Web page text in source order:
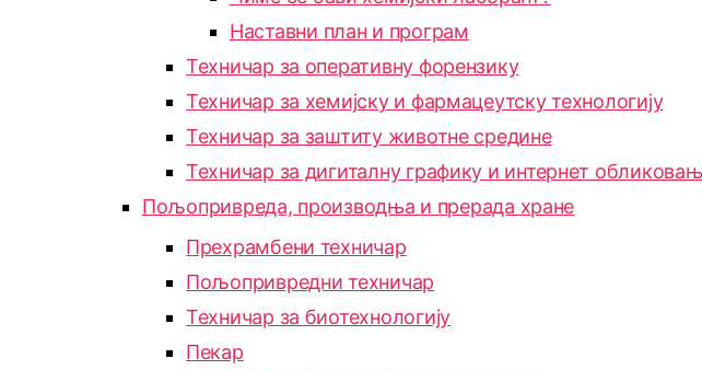
Наставни план и програм
Техничар за оперативну форензику
Техничар за хемијску и фармацеутску технологију
Техничар за заштиту животне средине
Техничар за дигиталну графику и интернет
Пољопривреда, производња и прерада хране
Прехрамбени техничар
Пољопривредни техничар
Техничар за биотехнологију
Пекар